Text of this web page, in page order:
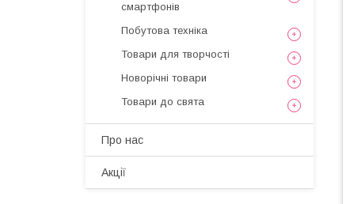
смартфонів
Побутова техніка
Товари для творчості
Новорічні товари
Товари до свята
Про нас
Акції